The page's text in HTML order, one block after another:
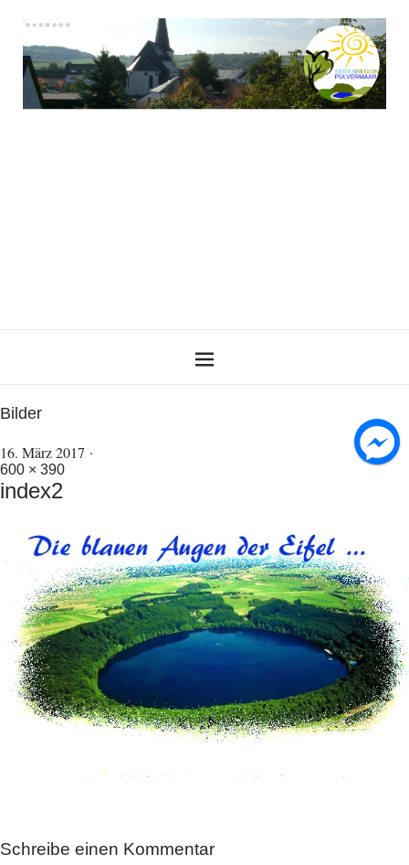
Bilder
16. März 2017
600 × 390
index2
Schreibe einen Kommentar